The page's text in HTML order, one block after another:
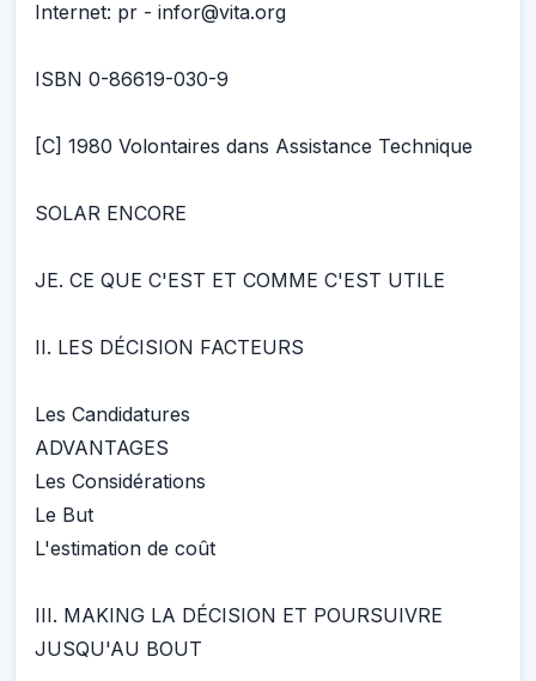
Internet: pr - infor@vita.org
ISBN 0-86619-030-9
[C] 1980 Volontaires dans Assistance Technique
SOLAR ENCORE
JE. CE QUE C'EST ET COMME C'EST UTILE
II. LES DÉCISION FACTEURS
Les Candidatures
ADVANTAGES
Les Considérations
Le But
L'estimation de coût
III. MAKING LA DÉCISION ET POURSUIVRE
JUSQU'AU BOUT